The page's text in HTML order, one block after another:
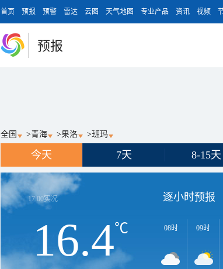
首页 预报 预警 雷达 云图 天气地图 专业产品 资讯 视频
预报
全国 >青海 >果洛 >班玛
今天 7天 8-15天
17:00实况
16.4℃
逐小时预报
08时 09时